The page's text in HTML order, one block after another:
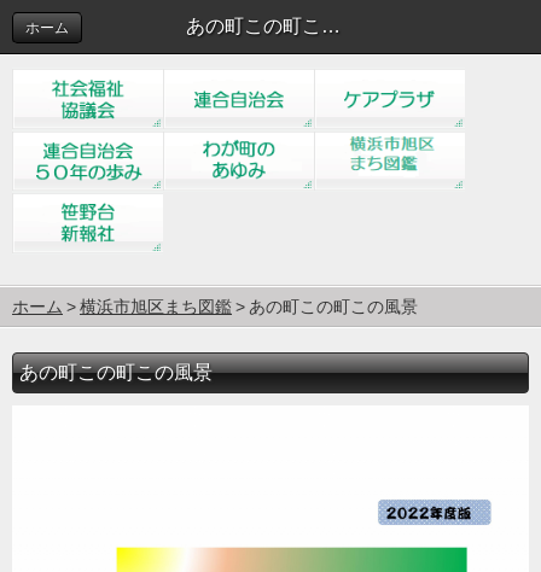
あの町この町この風景
ホーム
ホーム 横浜市旭区まち図鑑 あの町この町この風景
あの町この町この風景